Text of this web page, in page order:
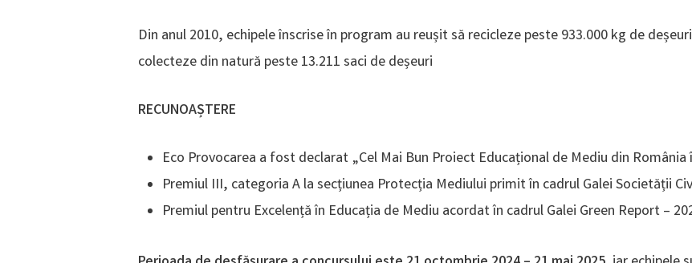
Din anul 2010, echipele înscrise în program au reușit să recicleze peste933.000 kg de
colecteze din natură peste 13.211 saci de deșeuri
RECUNOAȘTERE
Eco Provocarea a fost declarat „Cel Mai Bun Proiect Educațional de Mediu din România
Premiul III, categoria A la secțiunea Protecția Mediului primit în cadrul Galei Societății
Premiul pentru Excelență în Educația de Mediu acordat în cadrul Galei Green Report –